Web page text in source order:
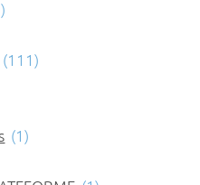
(111)
(1)